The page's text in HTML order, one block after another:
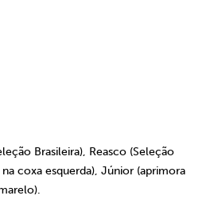
Brasileira), Reasco (Seleção
coxa esquerda), Júnior (aprimora